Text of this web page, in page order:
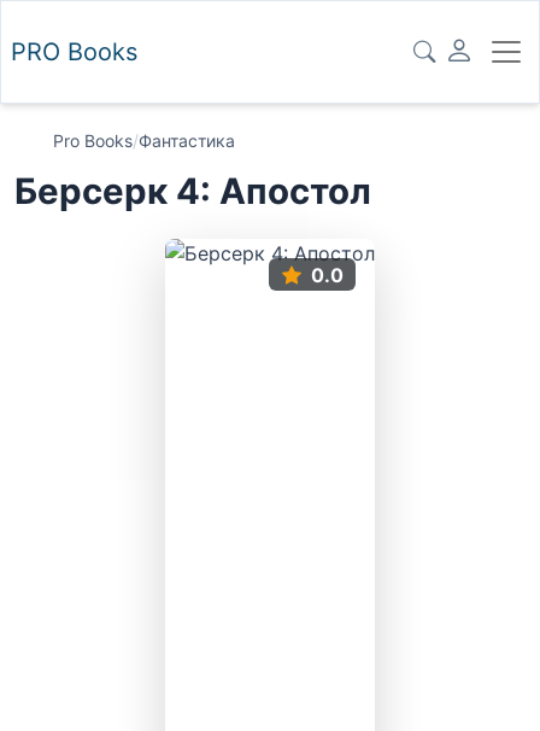
PRO Books
Pro Books/Фантастика
Берсерк 4: Апостол
0.0